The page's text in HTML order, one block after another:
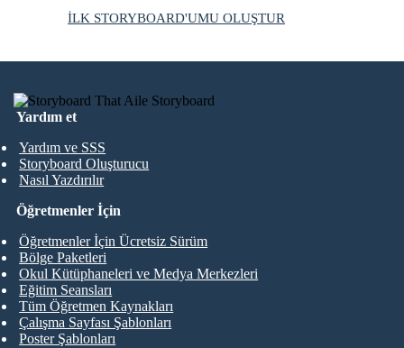
İLK STORYBOARD'UMU OLUŞTUR
Yardım et
Yardım ve SSS
Storyboard Oluşturucu
Nasıl Yazdırılır
Öğretmenler İçin
Öğretmenler İçin Ücretsiz Sürüm
Bölge Paketleri
Okul Kütüphaneleri ve Medya Merkezleri
Eğitim Seansları
Tüm Öğretmen Kaynakları
Çalışma Sayfası Şablonları
Poster Şablonları